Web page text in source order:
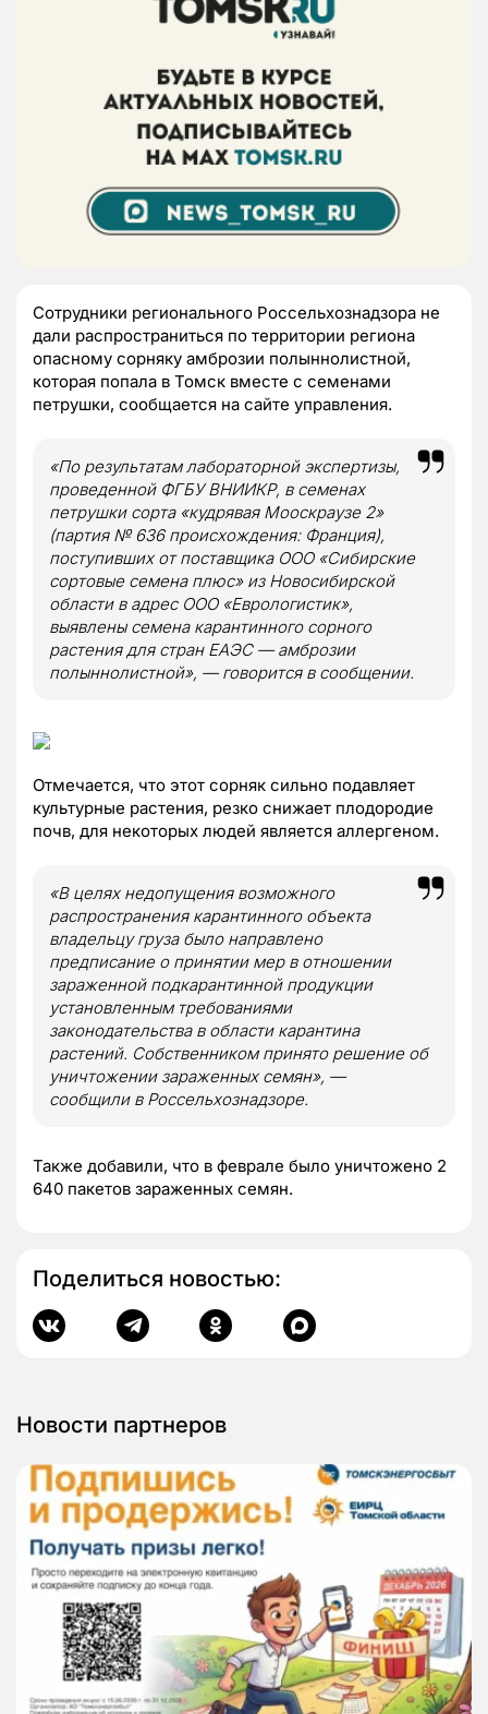
Сотрудники регионального Россельхознадзора не
дали распространиться по территории региона
опасному сорняку амброзии полыннолистной,
которая попала в Томск вместе с семенами
петрушки, сообщается на сайте управления.
«По результатам лабораторной экспертизы,
проведенной ФГБУ ВНИИКР, в семенах
петрушки сорта «кудрявая Мооскраузе 2»
(партия № 636 происхождения: Франция),
поступивших от поставщика ООО «Сибирские
сортовые семена плюс» из Новосибирской
области в адрес ООО «Еврологистик»,
выявлены семена карантинного сорного
растения для стран ЕАЭС — амброзии
полыннолистной», — говорится в сообщении.
Отмечается, что этот сорняк сильно подавляет
культурные растения, резко снижает плодородие
почв, для некоторых людей является аллергеном.
«В целях недопущения возможного
распространения карантинного объекта
владельцу груза было направлено
предписание о принятии мер в отношении
зараженной подкарантинной продукции
установленным требованиями
законодательства в области карантина
растений. Собственником принято решение об
уничтожении зараженных семян», —
сообщили в Россельхознадзоре.
Также добавили, что в феврале было уничтожено 2
640 пакетов зараженных семян.
Поделиться новостью:
Новости партнеров